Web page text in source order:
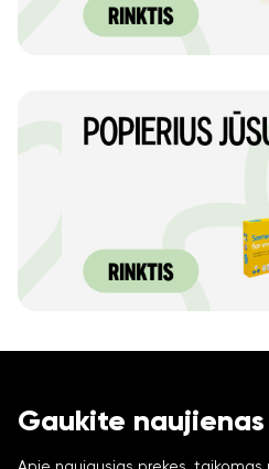
Gaukite naujienas